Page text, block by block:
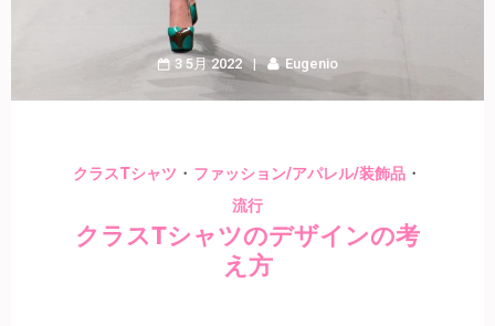
3 5月 2022 Eugenio
クラスTシャツ ・ ファッション/アパレル/装飾品 ・
流行
クラスTシャツのデザインの考
え方